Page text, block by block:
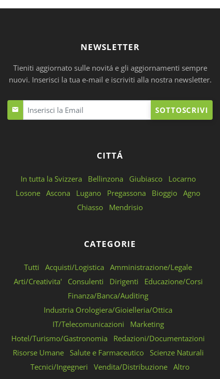
NEWSLETTER
Tieniti aggiornato sulle novitá e gli aggiornamenti sempre
nuovi. Inserisci la tua e-mail e iscriviti alla nostra newsletter.
SOTTOSCRIVI
CITTÁ
In tutta la Svizzera Bellinzona Giubiasco
Locarno
Losone Ascona Lugano Pregassona Bioggio Agno
Chiasso
Mendrisio
CATEGORIE
Tutti Acquisti/Logistica
Amministrazione/Legale
Arti/Creativita'
Consulenti Dirigenti
Educazione/Corsi
Finanza/Banca/Auditing
Industria Orologiera/Gioielleria/Ottica
IT/Telecomunicazioni
Marketing
Hotel/Turismo/Gastronomia
Redazioni/Documentazioni
Risorse Umane
Salute e Farmaceutico
Scienze Naturali
Tecnici/Ingegneri
Vendita/Distribuzione Altro